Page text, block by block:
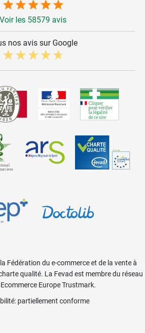
Voir les 58579 avis
nos avis sur Google
Fédération du e-commerce et de la vente à
qualité. La Fevad est membre du réseau
Europe Trustmark.
: partiellement conforme